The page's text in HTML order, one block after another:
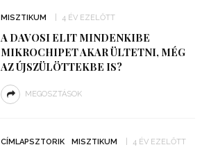
MISZTIKUM 4 ÉV EZELŐTT
A DAVOSI ELIT MINDENKIBE
MIKROCHIPET AKAR ÜLTETNI, MÉG
AZ ÚJSZÜLÖTTEKBE IS?
MEGOSZTÁSOK
CÍMLAPSZTORIK MISZTIKUM 4 ÉV EZELŐTT